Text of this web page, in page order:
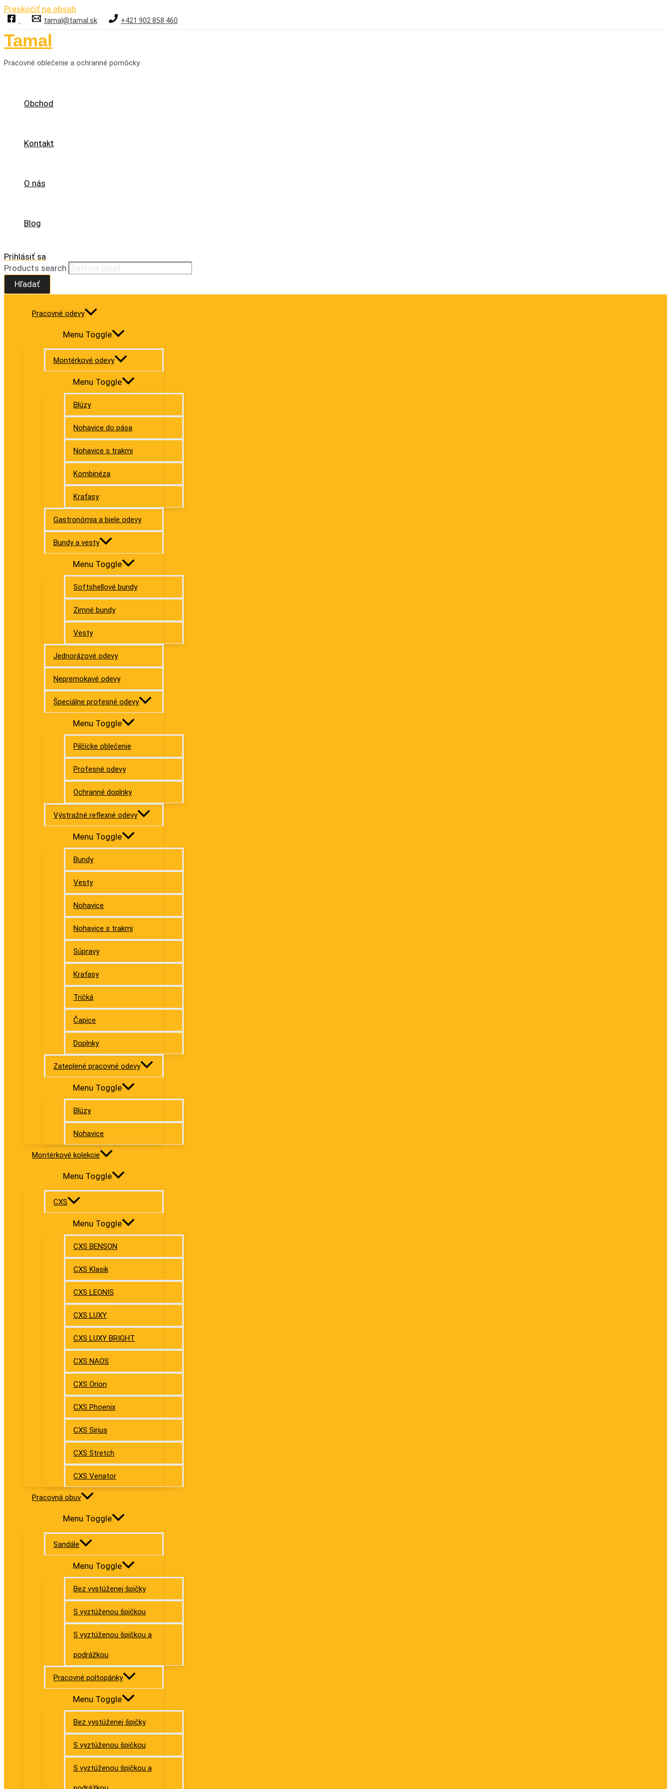
Preskočiť na obsah
tamal@tamal.sk +421 902 858 460
Tamal
Pracovné oblečenie a ochranné pomôcky
Obchod
Kontakt
O nás
Blog
Prihlásiť sa
Products search
Hľadať
Pracovné odevy
Menu Toggle
Montérkové odevy
Menu Toggle
Blúzy
Nohavice do pása
Nohavice s trakmi
Kombinéza
Kraťasy
Gastronómia a biele odevy
Bundy a vesty
Menu Toggle
Softshellové bundy
Zimné bundy
Vesty
Jednorázové odevy
Nepremokavé odevy
Špeciálne profesné odevy
Menu Toggle
Pilčícke oblečenie
Profesné odevy
Ochranné doplnky
Výstražné reflexné odevy
Menu Toggle
Bundy
Vesty
Nohavice
Nohavice s trakmi
Súpravy
Kraťasy
Tričká
Čapice
Doplnky
Zateplené pracovné odevy
Menu Toggle
Blúzy
Nohavice
Montérkové kolekcie
Menu Toggle
CXS
Menu Toggle
CXS BENSON
CXS Klasik
CXS LEONIS
CXS LUXY
CXS LUXY BRIGHT
CXS NAOS
CXS Orion
CXS Phoenix
CXS Sirius
CXS Stretch
CXS Venator
Pracovná obuv
Menu Toggle
Sandále
Menu Toggle
Bez vystúženej špičky
S vyztúženou špičkou
S vyztúženou špičkou a
podrážkou
Pracovné poltopánky
Menu Toggle
Bez vystúženej špičky
S vyztúženou špičkou
S vyztúženou špičkou a